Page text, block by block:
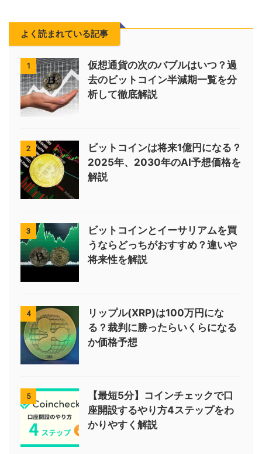
よく読まれている記事
1
仮想通貨の次のバブルはいつ？過
去のビットコイン半減期一覧を分
析して徹底解説
2
ビットコインは将来1億円になる？
2025年、2030年のAI予想価格を
解説
3
ビットコインとイーサリアムを買
うならどっちがおすすめ？違いや
将来性を解説
4
リップル(XRP)は100万円にな
る？裁判に勝ったらいくらになる
か価格予想
5
【最短5分】コインチェックで口
座開設するやり方4ステップをわ
かりやすく解説